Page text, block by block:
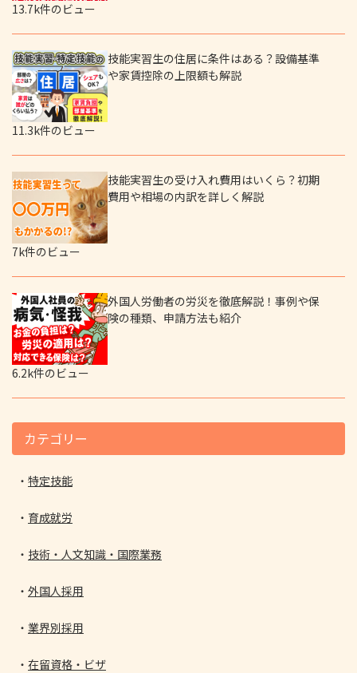
13.7k件のビュー
技能実習生の住居に条件はある？設備基準
や家賃控除の上限額も解説
11.3k件のビュー
技能実習生の受け入れ費用はいくら？初期
費用や相場の内訳を詳しく解説
7k件のビュー
外国人労働者の労災を徹底解説！事例や保
険の種類、申請方法も紹介
6.2k件のビュー
カテゴリー
特定技能
育成就労
技術・人文知識・国際業務
外国人採用
業界別採用
在留資格・ビザ